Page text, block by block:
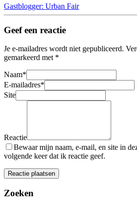
Gastblogger: Urban Fair
Geef een reactie
Je e-mailadres wordt niet gepubliceerd.
gemarkeerd met *
Naam*
E-mailadres*
Site
Reactie
Bewaar mijn naam, e-mail, en site in
volgende keer dat ik reactie geef.
Zoeken